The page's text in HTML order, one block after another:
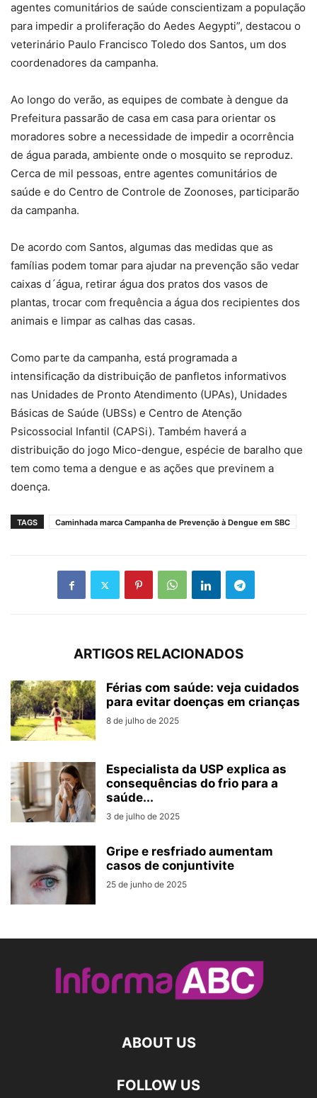
agentes comunitários de saúde conscientizam a população
para impedir a proliferação do Aedes Aegypti”, destacou o
veterinário Paulo Francisco Toledo dos Santos, um dos
coordenadores da campanha.
Ao longo do verão, as equipes de combate à dengue da
Prefeitura passarão de casa em casa para orientar os
moradores sobre a necessidade de impedir a ocorrência
de água parada, ambiente onde o mosquito se reproduz.
Cerca de mil pessoas, entre agentes comunitários de
saúde e do Centro de Controle de Zoonoses, participarão
da campanha.
De acordo com Santos, algumas das medidas que as
famílias podem tomar para ajudar na prevenção são vedar
caixas d´água, retirar água dos pratos dos vasos de
plantas, trocar com frequência a água dos recipientes dos
animais e limpar as calhas das casas.
Como parte da campanha, está programada a
intensificação da distribuição de panfletos informativos
nas Unidades de Pronto Atendimento (UPAs), Unidades
Básicas de Saúde (UBSs) e Centro de Atenção
Psicossocial Infantil (CAPSi). Também haverá a
distribuição do jogo Mico-dengue, espécie de baralho que
tem como tema a dengue e as ações que previnem a
doença.
TAGS Caminhada marca Campanha de Prevenção à Dengue em SBC
ARTIGOS RELACIONADOS
Férias com saúde: veja cuidados
para evitar doenças em crianças
8 de julho de 2025
Especialista da USP explica as
consequências do frio para a
saúde...
3 de julho de 2025
Gripe e resfriado aumentam
casos de conjuntivite
25 de junho de 2025
ABOUT US
FOLLOW US